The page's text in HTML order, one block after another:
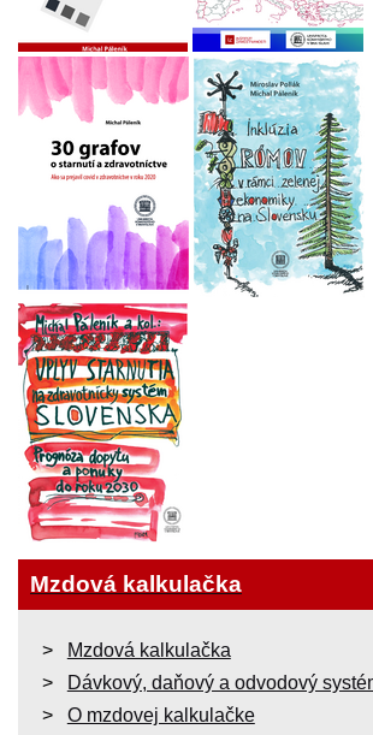
Mzdová kalkulačka
Mzdová kalkulačka
Dávkový, daňový a odvodový
O mzdovej kalkulačke